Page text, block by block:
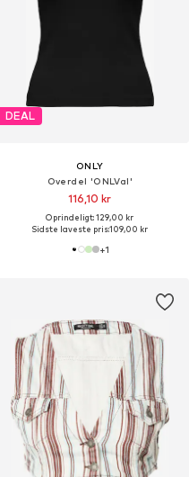
DEAL
ONLY
Overdel 'ONLVal'
116,10 kr
Oprindeligt: 129,00 kr
Sidste laveste pris:109,00 kr
+1